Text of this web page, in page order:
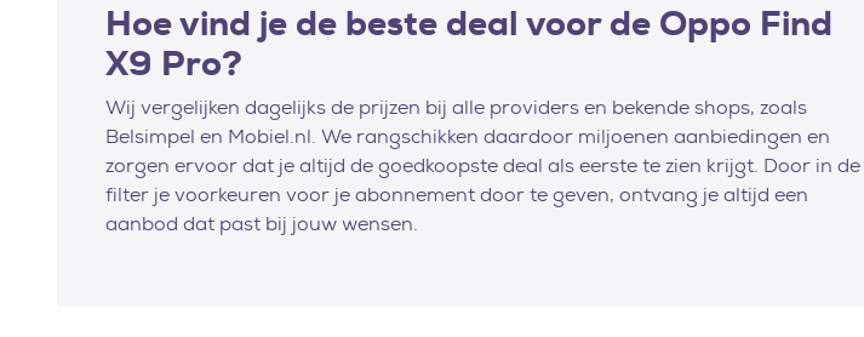
Hoe vind je de beste deal voor de Oppo Find
X9 Pro?
Wij vergelijken dagelijks de prijzen bij alle providers en bekende shops, zoals
Belsimpel en Mobiel.nl. We rangschikken daardoor miljoenen aanbiedingen en
zorgen ervoor dat je altijd de goedkoopste deal als eerste te zien krijgt. Door in de
filter je voorkeuren voor je abonnement door te geven, ontvang je altijd een
aanbod dat past bij jouw wensen.